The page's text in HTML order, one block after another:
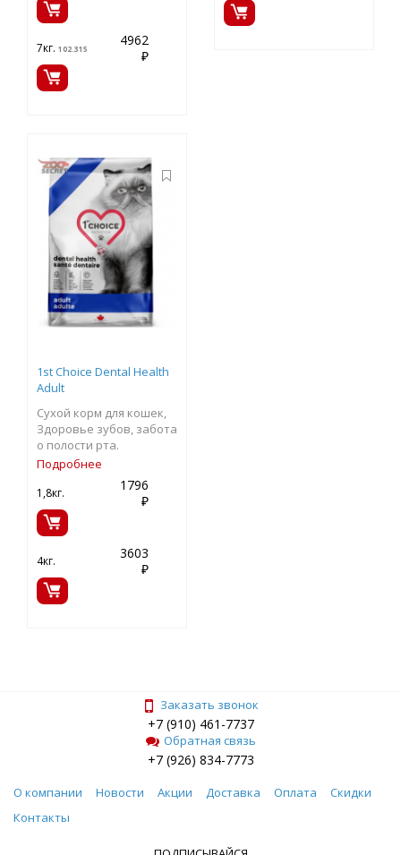
7кг. 102.315
4962
₽
1st Choice Dental Health
Adult
Сухой корм для кошек,
Здоровье зубов, забота
о полости рта.
Подробнее
1,8кг.
1796
₽
4кг.
3603
₽
Заказать звонок
+7 (910) 461-7737
Обратная связь
+7 (926) 834-7773
О компании Новости Акции Доставка Оплата
Скидки
Контакты